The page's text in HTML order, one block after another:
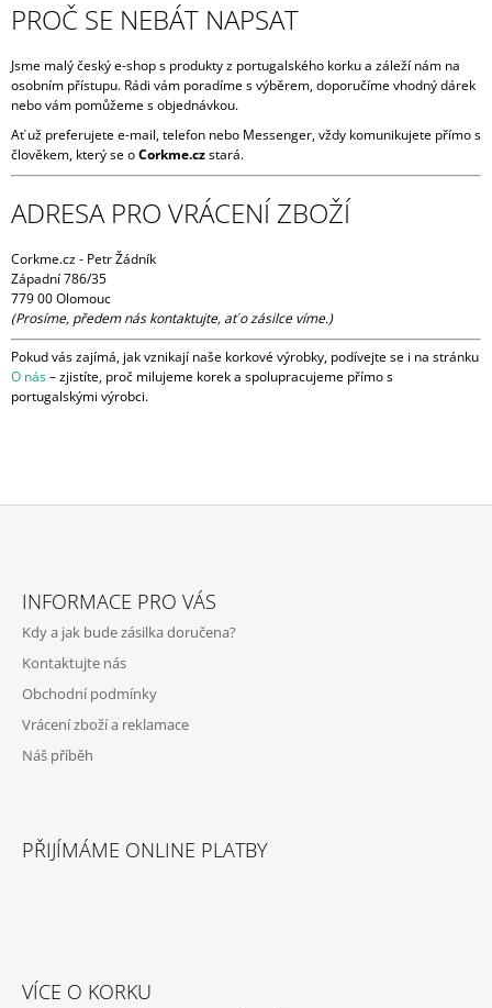
PROČ SE NEBÁT NAPSAT
Jsme malý český e-shop s produkty z portugalského korku a záleží nám na
osobním přístupu. Rádi vám poradíme s výběrem, doporučíme vhodný dárek
nebo vám pomůžeme s objednávkou.
Ať už preferujete e-mail, telefon nebo Messenger, vždy komunikujete přímo s
člověkem, který se oCorkme.czstará.
ADRESA PRO VRÁCENÍ ZBOŽÍ
Corkme.cz - Petr Žádník
Západní 786/35
779 00 Olomouc
(Prosíme, předem nás kontaktujte, ať o zásilce víme.)
Pokud vás zajímá, jak vznikají naše korkové výrobky, podívejte se i na stránku
O nás– zjistíte, proč milujeme korek a spolupracujeme přímo s
portugalskými výrobci.
HLEDAT
D
O
P
O
U
Č
U
J
E
M
E
KABELKA
Kč
INFORMACE PRO VÁS
Kdy a jak bude zásilka doručena?
Kontaktujte nás
Obchodní podmínky
Vrácení zboží a reklamace
Náš příběh
PŘIJÍMÁME ONLINE PLATBY
VÍCE O KORKU